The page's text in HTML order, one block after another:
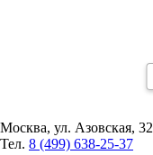
Москва, ул. Азовская, 32
Тел. 8 (499) 638-25-37